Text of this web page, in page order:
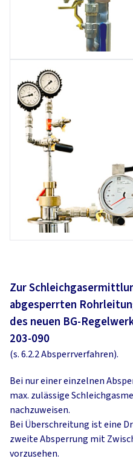
Zur
abgesperrten
des neuen BG-
203-090
(s. 6.2.2 Absperrverfahren).
Bei nur einer einzelnen
max. zulässige
nachzuweisen.
Bei Überschreitung ist eine
zweite Absperrung mit
vorzusehen.